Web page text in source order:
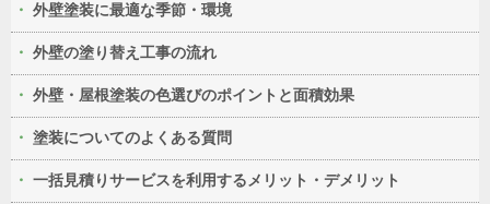
外壁塗装に最適な季節・環境
外壁の塗り替え工事の流れ
外壁・屋根塗装の色選びのポイントと面積効果
塗装についてのよくある質問
一括見積りサービスを利用するメリット・デメリット